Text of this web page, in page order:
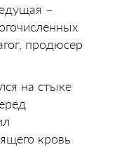
–
продюсер
на стыке
кровь